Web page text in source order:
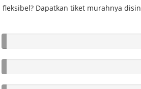
fleksibel? Dapatkan tiket murahnya